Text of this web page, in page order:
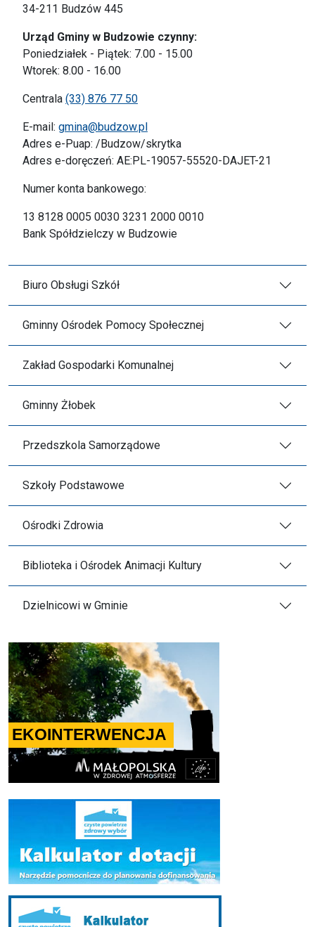
34-211 Budzów 445
Urząd Gminy w Budzowie czynny:
Poniedziałek - Piątek: 7.00 - 15.00
Wtorek: 8.00 - 16.00
Centrala (33) 876 77 50
E-mail: gmina@budzow.pl
Adres e-Puap: /Budzow/skrytka
Adres e-doręczeń: AE:PL-19057-55520-DAJET-21
Numer konta bankowego:
13 8128 0005 0030 3231 2000 0010
Bank Spółdzielczy w Budzowie
Biuro Obsługi Szkół
Gminny Ośrodek Pomocy Społecznej
Zakład Gospodarki Komunalnej
Gminny Żłobek
Przedszkola Samorządowe
Szkoły Podstawowe
Ośrodki Zdrowia
Biblioteka i Ośrodek Animacji Kultury
Dzielnicowi w Gminie